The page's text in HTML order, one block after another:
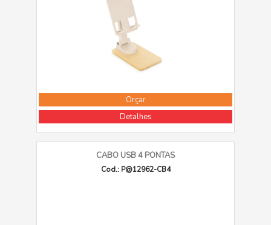
Orçar
Detalhes
CABO USB 4 PONTAS
Cod.: P@12962-CB4